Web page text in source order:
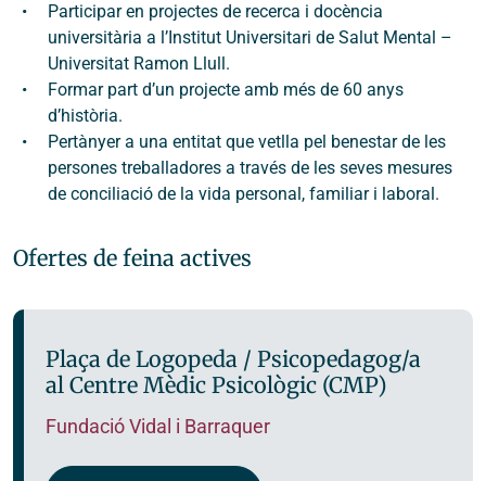
Participar en projectes de recerca i docència
universitària a l’Institut Universitari de Salut Mental –
Universitat Ramon Llull.
Formar part d’un projecte amb més de 60 anys
d’història.
Pertànyer a una entitat que vetlla pel benestar de les
persones treballadores a través de les seves mesures
de conciliació de la vida personal, familiar i laboral.
Ofertes de feina actives
Plaça de Logopeda / Psicopedagog/a
al Centre Mèdic Psicològic (CMP)
Fundació Vidal i Barraquer